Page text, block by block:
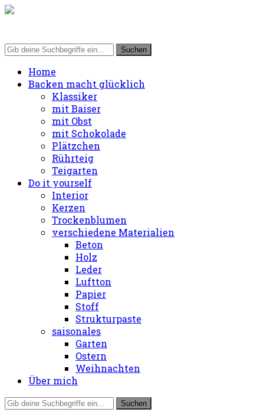
Home
Backen macht glücklich
Klassiker
mit Baiser
mit Obst
mit Schokolade
Plätzchen
Rührteig
Teigarten
Do it yourself
Interior
Kerzen
Trockenblumen
verschiedene Materialien
Beton
Holz
Leder
Luftton
Papier
Stoff
Strukturpaste
saisonales
Garten
Ostern
Weihnachten
Über mich